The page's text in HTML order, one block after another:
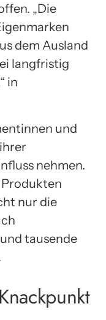
„Die
dem Ausland
langfristig
in
und
nehmen.
nur die
tausende